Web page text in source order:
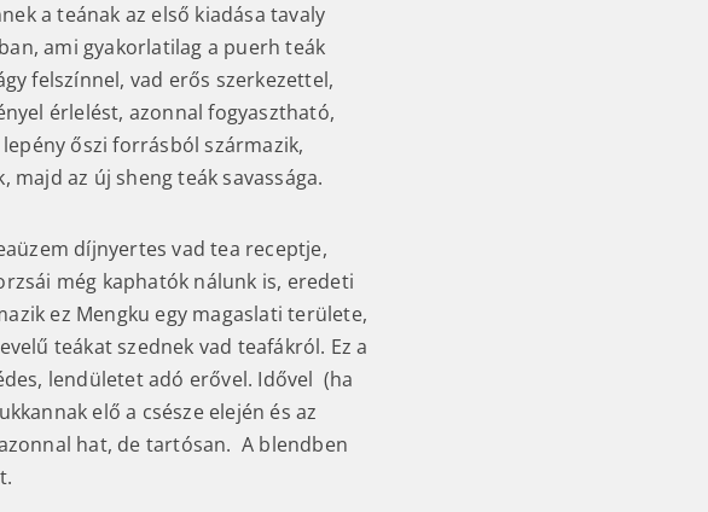
a teának az első kiadása tavaly
ami gyakorlatilag a puerh teák
felszínnel, vad erős szerkezettel,
érlelést, azonnal fogyasztható,
őszi forrásból származik,
az új sheng teák savassága.
díjnyertes vad tea receptje,
még kaphatók nálunk is, eredeti
ez Mengku egy magaslati területe,
teákat szednek vad teafákról. Ez a
lendületet adó erővel. Idővel (ha
elő a csésze elején és az
hat, de tartósan. A blendben